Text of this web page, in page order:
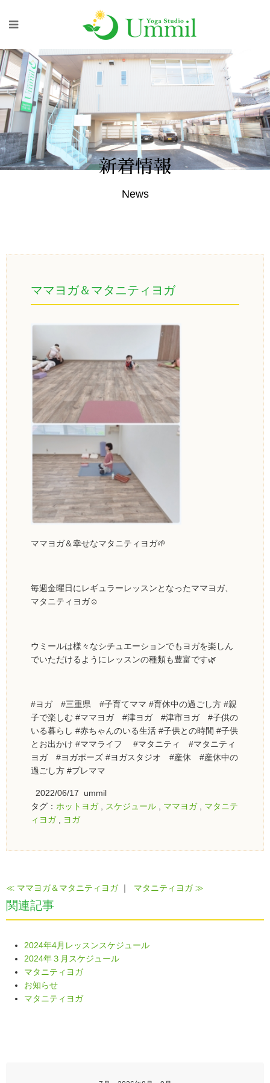
新着情報
News
ママヨガ＆マタニティヨガ
ママヨガ＆幸せなマタニティヨガ🌱
毎週金曜日にレギュラーレッスンとなったママヨガ、
マタニティヨガ☺️
ウミールは様々なシチュエーションでもヨガを楽しん
でいただけるようにレッスンの種類も豊富です🌿
#ヨガ #三重県 #子育てママ #育休中の過ごし方 #親
子で楽しむ #ママヨガ #津ヨガ #津市ヨガ #子供の
いる暮らし #赤ちゃんのいる生活 #子供との時間 #子供
とお出かけ #ママライフ #マタニティ #マタニティ
ヨガ #ヨガポーズ #ヨガスタジオ #産休 #産休中の
過ごし方 #プレママ
2022/06/17 ummil
タグ： ホットヨガ, スケジュール , ママヨガ, マタニテ
ィヨガ, ヨガ
≪ ママヨガ＆マタニティヨガ｜ マタニティヨガ ≫
関連記事
2024年4月レッスンスケジュール
2024年３月スケジュール
マタニティヨガ
お知らせ
マタニティヨガ